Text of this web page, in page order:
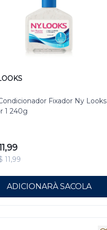
Fixador Ny Looks
1 240g
11,99
ADICIONAR